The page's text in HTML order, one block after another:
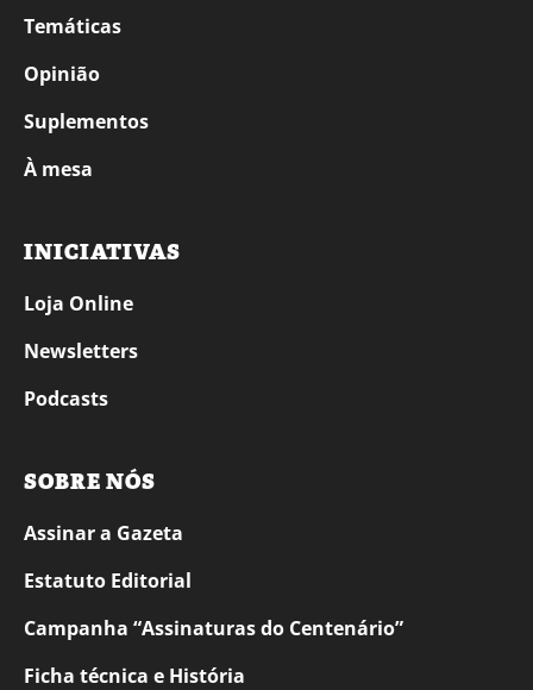
Temáticas
Opinião
Suplementos
À mesa
INICIATIVAS
Loja Online
Newsletters
Podcasts
SOBRE NÓS
Assinar a Gazeta
Estatuto Editorial
Campanha “Assinaturas do Centenário”
Ficha técnica e História